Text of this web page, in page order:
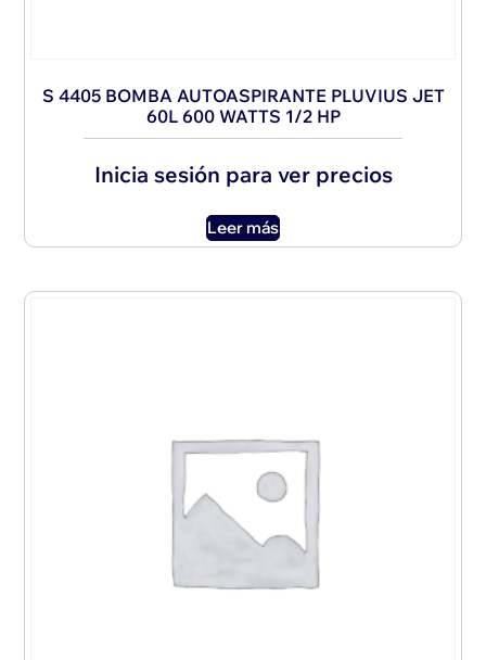
S 4405 BOMBA AUTOASPIRANTE PLUVIUS JET
60L 600 WATTS 1/2 HP
Inicia sesión para ver precios
Leer más